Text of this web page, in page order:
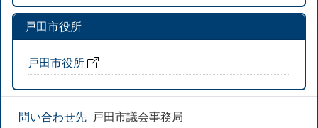
戸田市役所
戸田市役所
問い合わせ先 戸田市議会事務局